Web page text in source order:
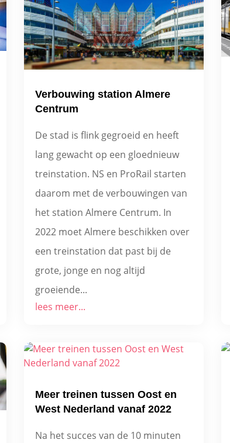
Verbouwing station Almere
Centrum
De stad is flink gegroeid en heeft
lang gewacht op een gloednieuw
treinstation. NS en ProRail starten
daarom met de verbouwingen van
het station Almere Centrum. In
2022 moet Almere beschikken over
een treinstation dat past bij de
grote, jonge en nog altijd
groeiende...
lees meer...
Meer treinen tussen Oost en
West Nederland vanaf 2022
Na het succes van de 10 minuten